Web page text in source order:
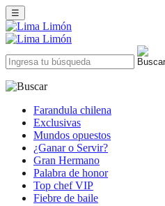
☰
Farandula chilena
Exclusivas
Mundos opuestos
¿Ganar o Servir?
Gran Hermano
Palabra de honor
Top chef VIP
Fiebre de baile